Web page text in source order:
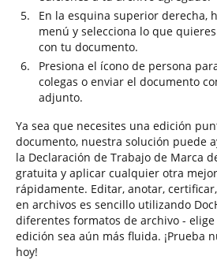
En la esquina superior derecha,
menú y selecciona lo que
con tu documento.
Presiona el ícono de persona
colegas o enviar el documento
adjunto.
Ya sea que necesites una edición
documento, nuestra solución puede
la Declaración de Trabajo de Marca
gratuita y aplicar cualquier otra
rápidamente. Editar, anotar,
en archivos es sencillo utilizando
diferentes formatos de archivo -
edición sea aún más fluida. ¡Prueba
hoy!